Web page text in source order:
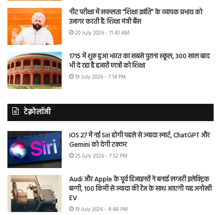
नीट परीक्षा में सफलता “शिक्षा क्रांति” के व्यापक प्रभाव को
उजागर करती है: शिक्षा मंत्री बैंस
20 July 2026 - 11:43 AM
1715 में शुरू हुआ भारत का सबसे पुराना स्कूल, 300 साल बाद
भी दे रहा है हजारों छात्रों को शिक्षा
19 July 2026 - 7:14 PM
टेक्नोलॉजी
iOS 27 में नई Siri होगी पहले से ज्यादा स्मार्ट, ChatGPT और
Gemini को देगी टक्कर
25 July 2026 - 7:52 PM
Audi और Apple के पूर्व डिजाइनरों ने बनाई लग्जरी इलेक्ट्रिक
बग्गी, 100 किमी से ज्यादा की रेंज के साथ आएगी यह अनोखी
EV
19 July 2026 - 4:48 PM